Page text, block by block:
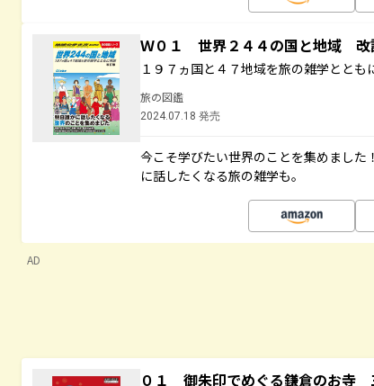
Ｗ０１ 世界２４４の国と地域 改
１９７ヵ国と４７地域を旅の雑学ととも
旅の図鑑
2024.07.18 発売
今こそ学びたい世界のことを集めまし
に話したくなる旅の雑学も。
AD
０１ 御朱印でめぐる鎌倉のお寺